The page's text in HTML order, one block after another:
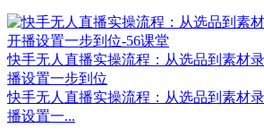
快手无人直播实操流程：从选品到素材
播设置一步到位
快手无人直播实操流程：从选品到素材
播设置一...